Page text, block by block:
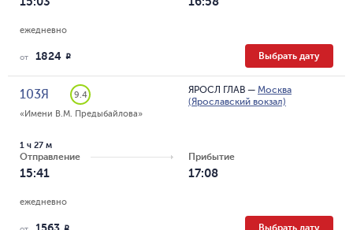
ежедневно
от 1824 R Выбрать дату
103Я
9.4
«Имени В.М. Предыбайлова»
ЯРОСЛ ГЛАВ — Москва
(Ярославский вокзал)
Отправление
15:41
1 ч 27 м
Прибытие
17:08
ежедневно
Выбрать дату